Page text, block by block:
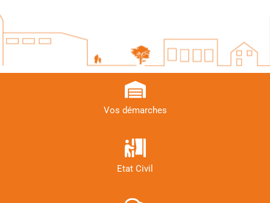
Vos démarches
Etat Civil